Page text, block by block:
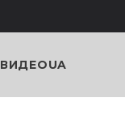
ВИДЕОUA